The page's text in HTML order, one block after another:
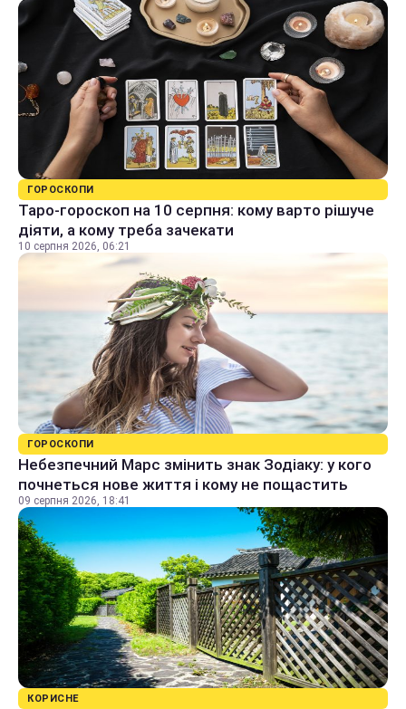
ГОРОСКОПИ
Таро-гороскоп на 10 серпня: кому варто рішуче
діяти, а кому треба зачекати
10 серпня 2026, 06:21
ГОРОСКОПИ
Небезпечний Марс змінить знак Зодіаку: у кого
почнеться нове життя і кому не пощастить
09 серпня 2026, 18:41
КОРИСНЕ